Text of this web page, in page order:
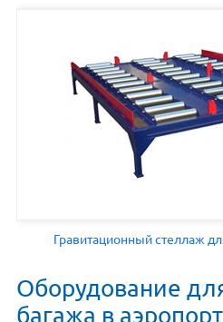
Гравитационный стеллаж
Оборудование
багажа в